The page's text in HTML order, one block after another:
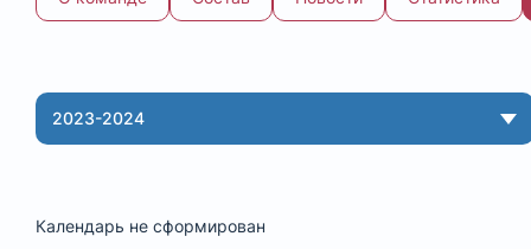
Команда: календарь
2023-2024
Календарь не сформирован